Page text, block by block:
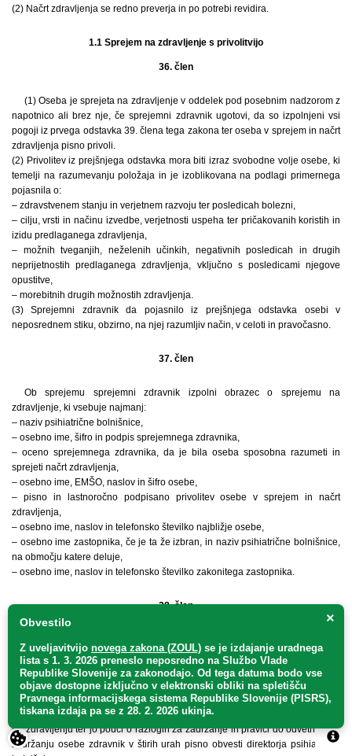
(2) Načrt zdravljenja se redno preverja in po potrebi revidira.
1.1 Sprejem na zdravljenje s privolitvijo
36. člen
(1) Oseba je sprejeta na zdravljenje v oddelek pod posebnim nadzorom z
napotnico ali brez nje, če sprejemni zdravnik ugotovi, da so izpolnjeni vsi
pogoji iz prvega odstavka 39. člena tega zakona ter oseba v sprejem in načrt
zdravljenja pisno privoli.
(2) Privolitev iz prejšnjega odstavka mora biti izraz svobodne volje osebe, ki
temelji na razumevanju položaja in je izoblikovana na podlagi primernega
pojasnila o:
– zdravstvenem stanju in verjetnem razvoju ter posledicah bolezni,
– cilju, vrsti in načinu izvedbe, verjetnosti uspeha ter pričakovanih koristih in
izidu predlaganega zdravljenja,
– možnih tveganjih, neželenih učinkih, negativnih posledicah in drugih
neprijetnostih predlaganega zdravljenja, vključno s posledicami njegove
opustitve,
– morebitnih drugih možnostih zdravljenja.
(3) Sprejemni zdravnik da pojasnilo iz prejšnjega odstavka osebi v
neposrednem stiku, obzirno, na njej razumljiv način, v celoti in pravočasno.
37. člen
Ob sprejemu sprejemni zdravnik izpolni obrazec o sprejemu na
zdravljenje, ki vsebuje najmanj:
– naziv psihiatrične bolnišnice,
– osebno ime, šifro in podpis sprejemnega zdravnika,
– oceno sprejemnega zdravnika, da je bila oseba sposobna razumeti in
sprejeti načrt zdravljenja,
– osebno ime, EMŠO, naslov in šifro osebe,
– pisno in lastnoročno podpisano privolitev osebe v sprejem in načrt
zdravljenja,
– osebno ime, naslov in telefonsko številko najbližje osebe,
– osebno ime zastopnika, če je ta že izbran, in naziv psihiatrične bolnišnice,
na območju katere deluje,
– osebno ime, naslov in telefonsko številko zakonitega zastopnika.
38. člen
lahko kadar koli, izrecno ali z dejanji, iz katerih je to mogoče sklepati,
privolitev prekliče in zahteva, da se jo odpusti z zdravljenja v oddelku pod
posebnim nadzorom. V tem primeru je treba osebo takoj odpustiti.
(2) Če v primeru iz prejšnjega odstavka zdravnik oceni, da so pri osebi
podani razlogi iz 53. člena tega zakona, osebo kljub preklicu privolitve zadrži
na zdravljenju ter jo pouči o razlogih za zadržanje in pravici do odvetnika. O
zadržanju osebe zdravnik v štirih urah pisno obvesti direktorja psihiatrične
×
Obvestilo
Z uveljavitvijo novega zakona (ZOUL) se je izdajanje uradnega
lista s 1. 3. 2026 preneslo neposredno na Službo Vlade
Republike Slovenije za zakonodajo. Od tega datuma bodo vse
objave dostopne izključno v elektronski obliki na spletišču
Pravnega informacijskega sistema Republike Slovenije (PISRS),
tiskana izdaja pa se z 28. 2. 2026 ukinja.